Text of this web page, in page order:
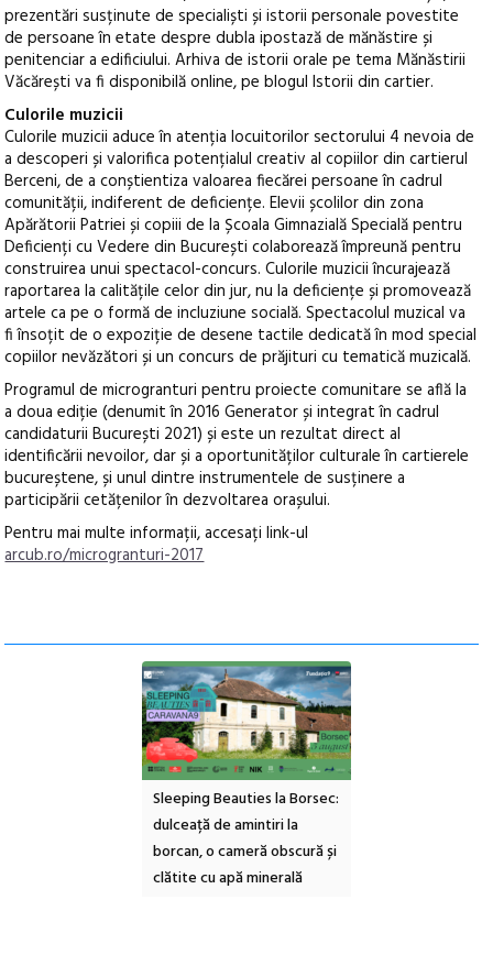
prezentări susținute de specialiști și istorii personale povestite
de persoane în etate despre dubla ipostază de mănăstire și
penitenciar a edificiului. Arhiva de istorii orale pe tema Mănăstirii
Văcărești va fi disponibilă online, pe blogul Istorii din cartier.
Culorile muzicii
Culorile muzicii aduce în atenția locuitorilor sectorului 4 nevoia de
a descoperi și valorifica potențialul creativ al copiilor din cartierul
Berceni, de a conștientiza valoarea fiecărei persoane în cadrul
comunității, indiferent de deficiențe. Elevii școlilor din zona
Apărătorii Patriei și copiii de la Școala Gimnazială Specială pentru
Deficienți cu Vedere din București colaborează împreună pentru
construirea unui spectacol-concurs. Culorile muzicii încurajează
raportarea la calitățile celor din jur, nu la deficiențe și promovează
artele ca pe o formă de incluziune socială. Spectacolul muzical va
fi însoțit de o expoziție de desene tactile dedicată în mod special
copiilor nevăzători și un concurs de prăjituri cu tematică muzicală.
Programul de microgranturi pentru proiecte comunitare se află la
a doua ediție (denumit în 2016 Generator și integrat în cadrul
candidaturii București 2021) și este un rezultat direct al
identificării nevoilor, dar și a oportunităților culturale în cartierele
bucureștene, și unul dintre instrumentele de susținere a
participării cetățenilor în dezvoltarea orașului.
Pentru mai multe informații, accesați link-ul
arcub.ro/microgranturi-2017
Sleeping Beauties la Borsec:
dulceață de amintiri la
borcan, o cameră obscură și
clătite cu apă minerală
Festivalul Strada
Armenească #10: concerte,
ateliere și întâlniri în Grădina
Botanică